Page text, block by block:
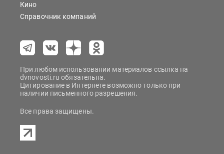
Кино
Справочник компаний
При любом использовании материалов ссылка на
dvnovosti.ru обязательна.
Цитирование в Интернете возможно только при
наличии письменного разрешения.
Все права защищены.